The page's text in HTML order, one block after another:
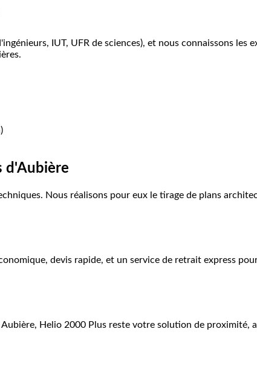
IUT, UFR de sciences), et nous connaissons les
d'Aubière
Nous réalisons pour eux le tirage de plans
devis rapide, et un service de retrait express
Helio 2000 Plus reste votre solution de proximité,